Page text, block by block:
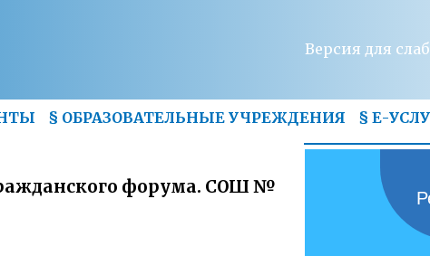
Версия для
§ ОБРАЗОВАТЕЛЬНЫЕ УЧРЕЖДЕНИЯ § Е-
форума. СОШ №